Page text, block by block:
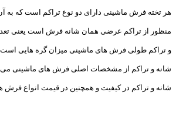
هر تخته فرش ماشینی دارای دو نوع تراکم است که به
منظور از تراکم عرضی همان شانه فرش است یعنی تعداد گره در یک متر عرضی 700
و تراکم طولی فرش های ماشینی میزان گره هایی است که در یک متر از طول فرش
شانه و تراکم از مشخصات اصلی فرش های ماشینی می
شانه و تراکم در کیفیت و همچنین در قیمت انواع فرش